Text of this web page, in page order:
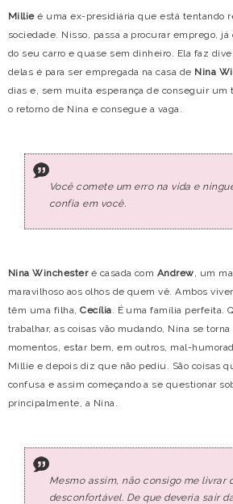
Millieé uma ex-presidiária que está tentando
sociedade. Nisso, passa a procurar emprego,
do seu carro e quase sem dinheiro. Ela faz
delas é para ser empregada na casa de Nina
dias e, sem muita esperança de conseguir um
o retorno de Nina e consegue a vaga.
Você comete um erro na vida e
confia em você.
Nina Winchesteré casada com Andrew , um
maravilhoso aos olhos de quem vê. Ambos
têm uma filha,Cecília . É uma família perfeita.
trabalhar, as coisas vão mudando, Nina se
momentos, estar bem, em outros, mal-
Millie e depois diz que não pediu. São coisas
confusa e assim começando a se questionar
principalmente, a Nina.
Mesmo assim, não consigo me livrar
desconfortável. De que deveria sair